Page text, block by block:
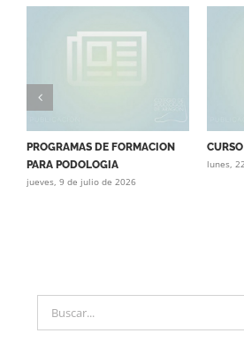
PROGRAMAS DE FORMACION
PARA PODOLOGIA
jueves, 9 de julio de 2026
lunes,